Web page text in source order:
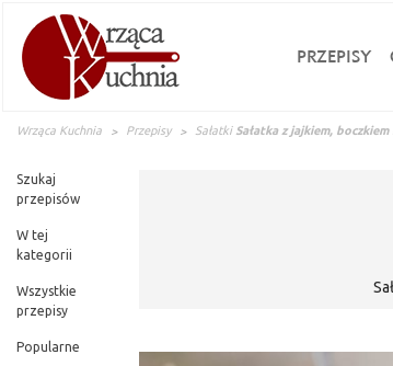
PRZEPISY
Wrząca Kuchnia Przepisy Sałatki Sałatka z jajkiem,
Szukaj
przepisów
W tej
kategorii
Wszystkie
przepisy
Popularne